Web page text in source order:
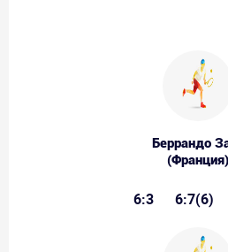
Беррандо
(Франция)
6:3 6:7(6)